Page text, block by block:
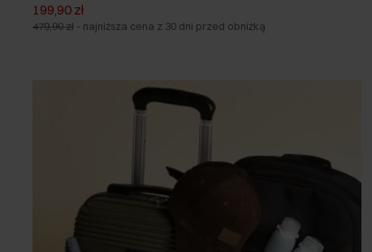
199,90 zł
479,90 zł - najniższa cena z 30 dni przed obniżką